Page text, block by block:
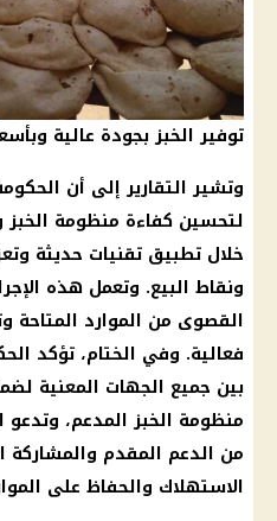
توفير الخبز بجودة عالية
وتشير التقارير إلى أن
لتحسين كفاءة منظومة الخبز
خلال تطبيق تقنيات حديثة
ونقاط البيع. وتعمل هذه
القصوى من الموارد المتاحة
فعالية. وفي الختام، تؤكد
بين جميع الجهات المعنية
منظومة الخبز المدعم، وتدعو
من الدعم المقدم والمشاركة
الاستهلاك والحفاظ على